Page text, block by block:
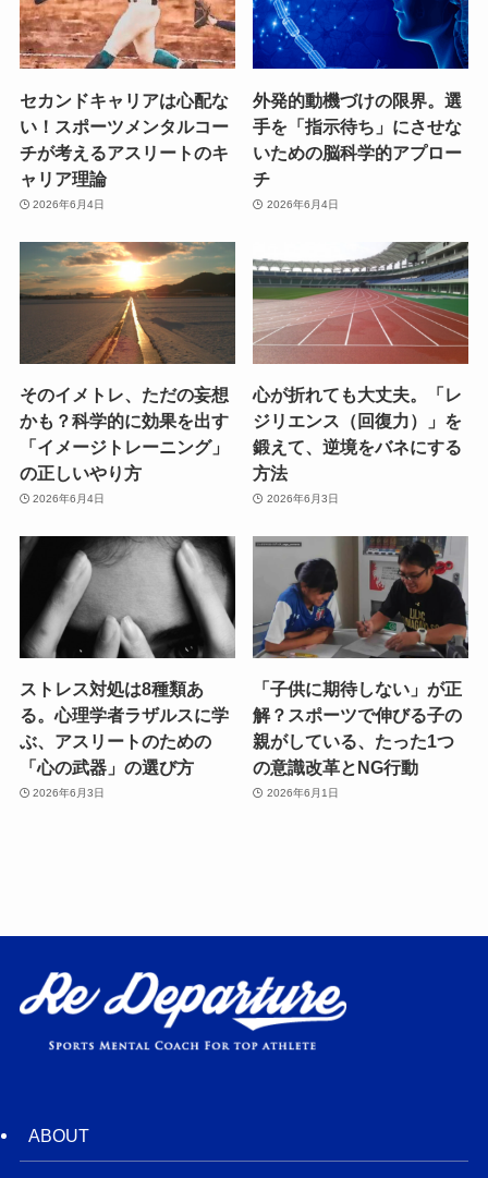
セカンドキャリアは心配な
い！スポーツメンタルコー
チが考えるアスリートのキ
ャリア理論
2026年6月4日
外発的動機づけの限界。選
手を「指示待ち」にさせな
いための脳科学的アプロー
チ
2026年6月4日
そのイメトレ、ただの妄想
かも？科学的に効果を出す
「イメージトレーニング」
の正しいやり方
2026年6月4日
心が折れても大丈夫。「レ
ジリエンス（回復力）」を
鍛えて、逆境をバネにする
方法
2026年6月3日
ストレス対処は8種類あ
る。心理学者ラザルスに学
ぶ、アスリートのための
「心の武器」の選び方
2026年6月3日
「子供に期待しない」が正
解？スポーツで伸びる子の
親がしている、たった1つ
の意識改革とNG行動
2026年6月1日
ABOUT